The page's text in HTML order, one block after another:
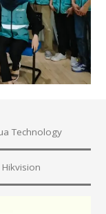
Technology
Hikvision